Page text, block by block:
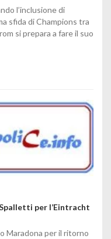
l’inclusione di
sfida di Champions tra
si prepara a fare il suo
per l’Eintracht
Maradona per il ritorno